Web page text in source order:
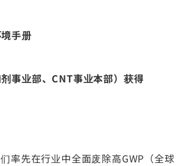
手册
事业部、CNT事业本部）获得
率先在行业中全面废除高GWP（全球